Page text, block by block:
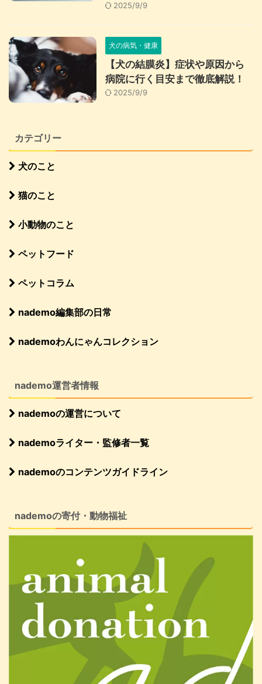
2025/9/9
犬の病気・健康
【犬の結膜炎】症状や原因から
病院に行く目安まで徹底解説！
2025/9/9
カテゴリー
犬のこと
猫のこと
小動物のこと
ペットフード
ペットコラム
nademo編集部の日常
nademoわんにゃんコレクション
nademo運営者情報
nademoの運営について
nademoライター・監修者一覧
nademoのコンテンツガイドライン
nademoの寄付・動物福祉